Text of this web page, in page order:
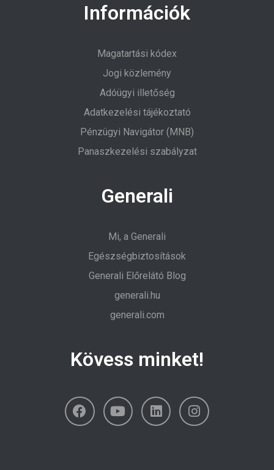
Információk
Magatartási kódex
Jogi közlemény
Adóügyi illetőség
Adatkezelési tájékoztató
Pénzügyi Navigátor (MNB)
Panaszkezelési szabályzat
Generali
Mi, a Generali
Egészségbiztosítások
Generali Előrelátó Blog
generali.hu
generali.com
Kövess minket!